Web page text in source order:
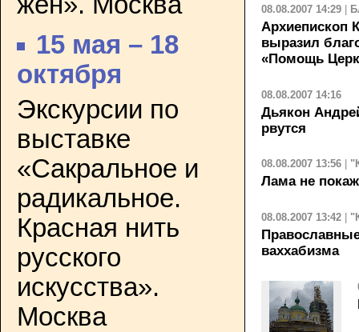
15 мая – 18
октября
Экскурсии по
выставке
«Сакральное и
радикальное.
Красная нить
русского
искусства».
Москва
08.08.2007 14:29
Архиепископ
выразил
«Помощь
08.08.2007 14:16
Дьякон
рвутся
08.08.2007 13:56
Лама не
08.08.2007 13:42
ваххабизма